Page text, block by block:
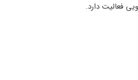
فعالیت دارد.